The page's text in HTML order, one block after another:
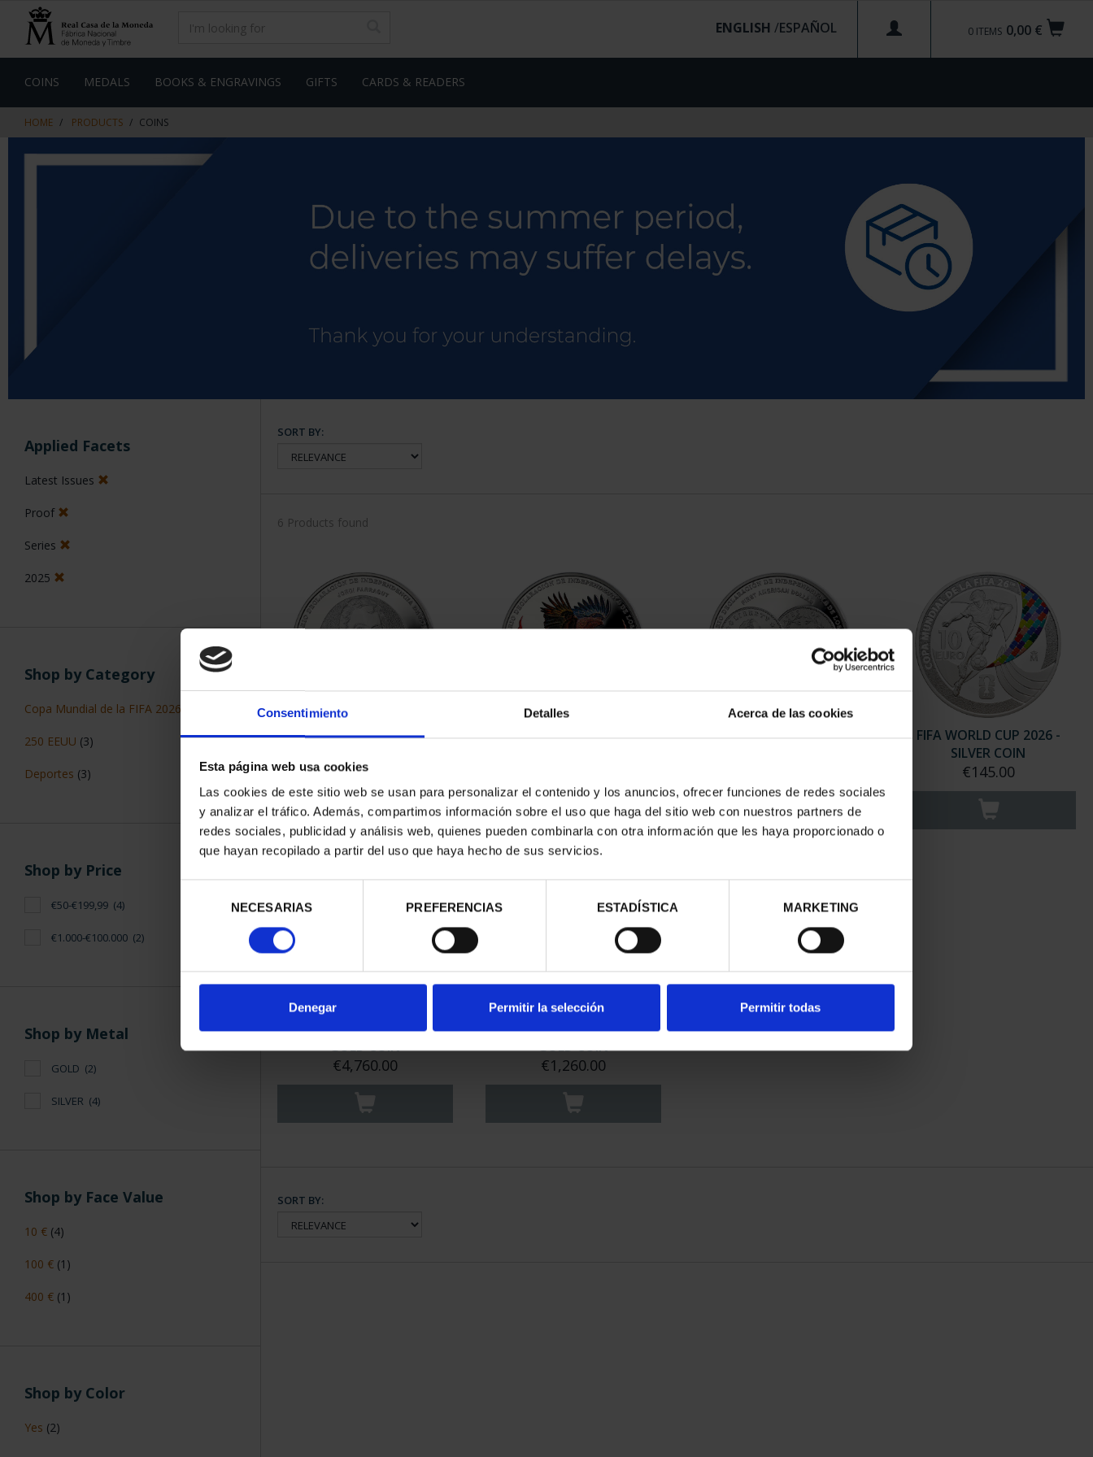
Consentimiento Detalles Acerca de las cookies
Esta página web usa cookies
Las cookies de este sitio web se usan para personalizar el contenido y los anuncios, ofrecer funciones de redes sociales
y analizar el tráfico. Además, compartimos información sobre el uso que haga del sitio web con nuestros partners de
redes sociales, publicidad y análisis web, quienes pueden combinarla con otra información que les haya proporcionado o
que hayan recopilado a partir del uso que haya hecho de sus servicios.
consentimiento
NECESARIAS PREFERENCIAS ESTADÍSTICA MARKETING
Denegar Permitir la selección Permitir todas
content
navigation
menu
0,00 €
0 ITEMS
ENGLISH /
COINS MEDALS BOOKS & ENGRAVINGS GIFTS CARDS & READERS
HOME PRODUCTS COINS
Applied Facets
Latest Issues
Proof
Series
2025
Shop by Category
Copa Mundial de la FIFA 2026
250 EEUU (3)
Deportes (3)
Shop by Price
€50-€199,99 (4)
€1.000-€100.000 (2)
Shop by Metal
GOLD (2)
SILVER (4)
Shop by Face Value
10 € (4)
100 € (1)
400 € (1)
Shop by Color
Yes (2)
SORT BY:
6 Products found
250TH USA - FARRAGUT
€140.00
250TH USA - BALD EAGLE
250TH USA - FIRST US
FIFA WORLD CUP 2026 -
SILVER COIN
€145.00
FIFA WORLD CUP - 1 OZ
GOLD COIN
€4,760.00
FIFA WORLD CUP - 100 EURO
GOLD COIN
€1,260.00
SORT BY: